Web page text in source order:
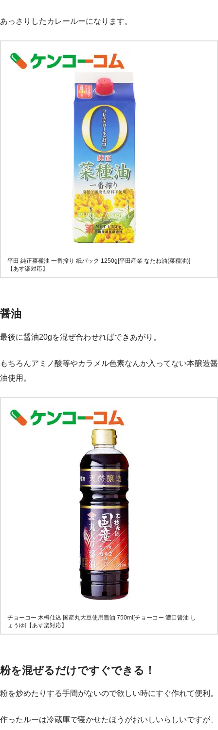
あっさりしたカレールーになります。
平田 純正菜種油 一番搾り 紙パック 1250g[平田産業 なたね油(菜種油)]
【あす楽対応】
醤油
最後に醤油20gを混ぜ合わせればできあがり。
もちろんアミノ酸等やカラメル色素なんか入ってない本醸造醤
油使用。
チョーコー 木樽仕込 国産丸大豆使用醤油 750ml[チョーコー 濃口醤油 し
ょうゆ]【あす楽対応】
粉を混ぜるだけですぐできる！
粉を炒めたりする手間がないので欲しい時にすぐ作れて便利。
作ったルーは冷蔵庫で寝かせたほうがおいしいらしいですが、